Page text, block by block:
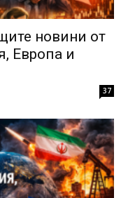
новини от
Европа и
37